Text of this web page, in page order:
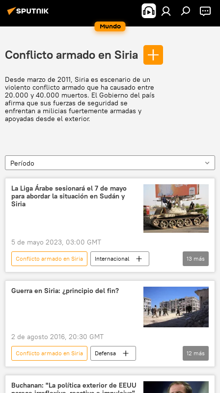
Mundo
Conflicto armado en Siria
Desde marzo de 2011, Siria es escenario de un
violento conflicto armado que ha causado entre
20.000 y 40.000 muertos. El Gobierno del país
afirma que sus fuerzas de seguridad se
enfrentan a milicias fuertemente armadas y
apoyadas desde el exterior.
Período
La Liga Árabe sesionará el 7 de mayo
para abordar la situación en Sudán y
Siria
5 de mayo 2023, 03:00 GMT
Conflicto armado en Siria
Internacional
Liga Árabe
Sudán
Arabia Saudita
Irak
Argelia
Jordania
Ahmed Abu Zeid
13 más
Guerra en Siria: ¿principio del fin?
2 de agosto 2016, 20:30 GMT
Conflicto armado en Siria
Defensa
Internacional
🌍 Oriente Medio
Rusia
Guerra en Siria
Siria
12 más
Buchanan: "La política exterior de EEUU